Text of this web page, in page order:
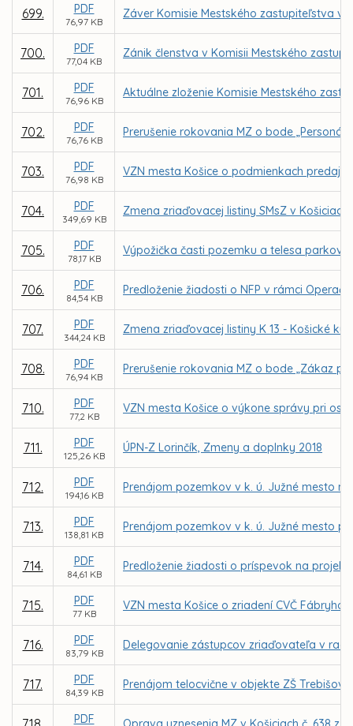
699. PDF
76,97 KB
Záver Komisie Mestského zastupiteľstva v
700. PDF
77,04 KB
Zánik členstva v Komisii Mestského
701. PDF
76,96 KB
Aktuálne zloženie Komisie Mestského
702. PDF
76,76 KB
Prerušenie rokovania MZ o bode
703. PDF
76,98 KB
VZN mesta Košice o podmienkach
704. PDF
349,69 KB
Zmena zriaďovacej listiny SMsZ v Košiciach
705. PDF
78,17 KB
Výpožička časti pozemku a telesa
706. PDF
84,54 KB
Predloženie žiadosti o NFP v rámci
707. PDF
344,24 KB
Zmena zriaďovacej listiny K 13 - Košické
708. PDF
76,94 KB
Prerušenie rokovania MZ o bode „Zákaz
710. PDF
77,2 KB
VZN mesta Košice o výkone správy pri
711. PDF
125,26 KB
ÚPN-Z Lorinčík, Zmeny a doplnky 2018
712. PDF
194,16 KB
Prenájom pozemkov v k. ú. Južné mesto
713. PDF
138,81 KB
Prenájom pozemkov v k. ú. Južné mesto
714. PDF
84,61 KB
Predloženie žiadosti o príspevok na
715. PDF
77 KB
VZN mesta Košice o zriadení CVČ Fábryho
716. PDF
83,79 KB
Delegovanie zástupcov zriaďovateľa v
717. PDF
84,39 KB
Prenájom telocvične v objekte ZŠ
PDF